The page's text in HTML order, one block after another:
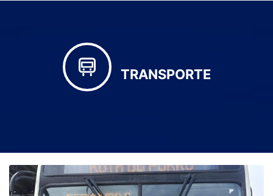
TRANSPORTE